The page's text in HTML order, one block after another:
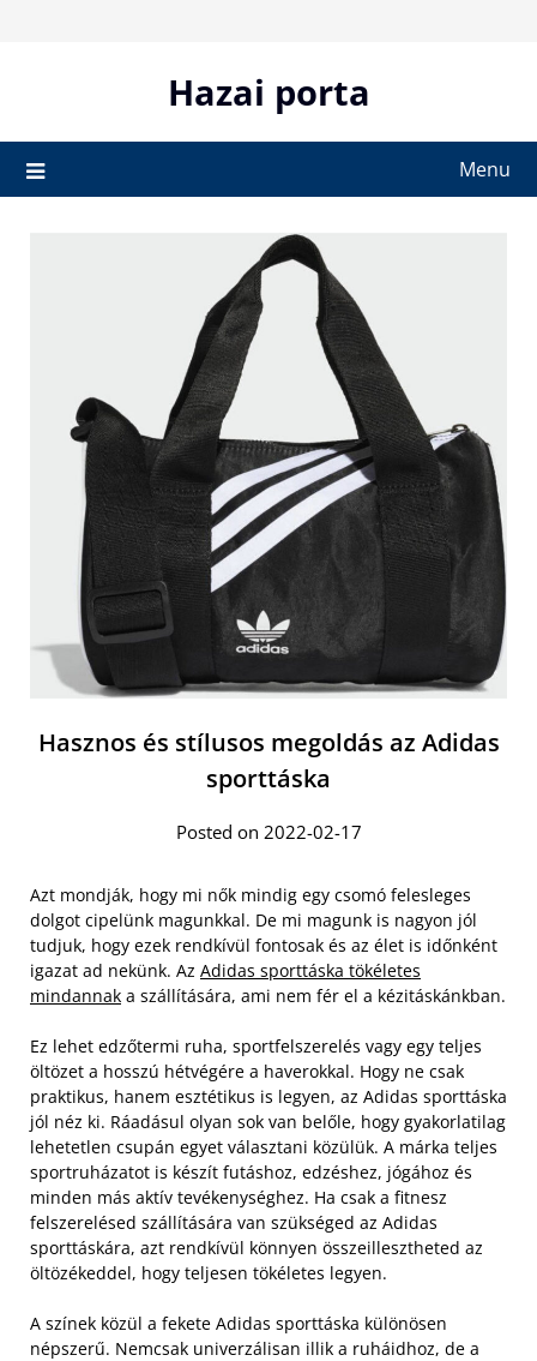
Hazai porta
Menu
Hasznos és stílusos megoldás az Adidas
sporttáska
Posted on 2022-02-17
Azt mondják, hogy mi nők mindig egy csomó felesleges
dolgot cipelünk magunkkal. De mi magunk is nagyon jól
tudjuk, hogy ezek rendkívül fontosak és az élet is időnként
igazat ad nekünk. Az Adidas sporttáska tökéletes
mindannak a szállítására, ami nem fér el a kézitáskánkban.
Ez lehet edzőtermi ruha, sportfelszerelés vagy egy teljes
öltözet a hosszú hétvégére a haverokkal. Hogy ne csak
praktikus, hanem esztétikus is legyen, az Adidas sporttáska
jól néz ki. Ráadásul olyan sok van belőle, hogy gyakorlatilag
lehetetlen csupán egyet választani közülük. A márka teljes
sportruházatot is készít futáshoz, edzéshez, jógához és
minden más aktív tevékenységhez. Ha csak a fitnesz
felszerelésed szállítására van szükséged az Adidas
sporttáskára, azt rendkívül könnyen összeillesztheted az
öltözékeddel, hogy teljesen tökéletes legyen.
A színek közül a fekete Adidas sporttáska különösen
népszerű. Nemcsak univerzálisan illik a ruháidhoz, de a